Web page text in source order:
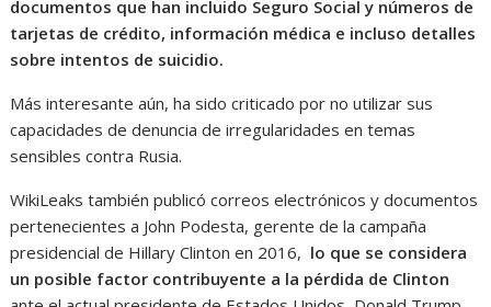
documentos que han incluido Seguro Social y números de
tarjetas de crédito, información médica e incluso detalles
sobre intentos de suicidio.
Más interesante aún, ha sido criticado por no utilizar sus
capacidades de denuncia de irregularidades en temas
sensibles contra Rusia.
WikiLeaks también publicó correos electrónicos y documentos
pertenecientes a John Podesta, gerente de la campaña
presidencial de Hillary Clinton en 2016, lo que se considera
un posible factor contribuyente a la pérdida de Clinton